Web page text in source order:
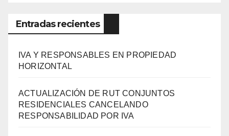
Entradas recientes
IVA Y RESPONSABLES EN PROPIEDAD
HORIZONTAL
ACTUALIZACIÓN DE RUT CONJUNTOS
RESIDENCIALES CANCELANDO
RESPONSABILIDAD POR IVA